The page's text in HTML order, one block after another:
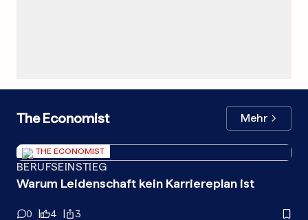
The Economist Mehr
THE ECONOMIST
BERUFSEINSTIEG
Warum Leidenschaft kein Karriereplan ist
0 4 3